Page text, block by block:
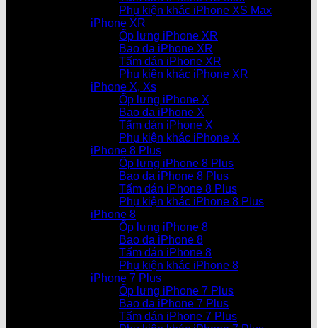
Phụ kiện khác iPhone XS Max
iPhone XR
Ốp lưng iPhone XR
Bao da iPhone XR
Tấm dán iPhone XR
Phụ kiện khác iPhone XR
iPhone X, Xs
Ốp lưng iPhone X
Bao da iPhone X
Tấm dán iPhone X
Phụ kiện khác iPhone X
iPhone 8 Plus
Ốp lưng iPhone 8 Plus
Bao da iPhone 8 Plus
Tấm dán iPhone 8 Plus
Phụ kiện khác iPhone 8 Plus
iPhone 8
Ốp lưng iPhone 8
Bao da iPhone 8
Tấm dán iPhone 8
Phụ kiện khác iPhone 8
iPhone 7 Plus
Ốp lưng iPhone 7 Plus
Bao da iPhone 7 Plus
Tấm dán iPhone 7 Plus